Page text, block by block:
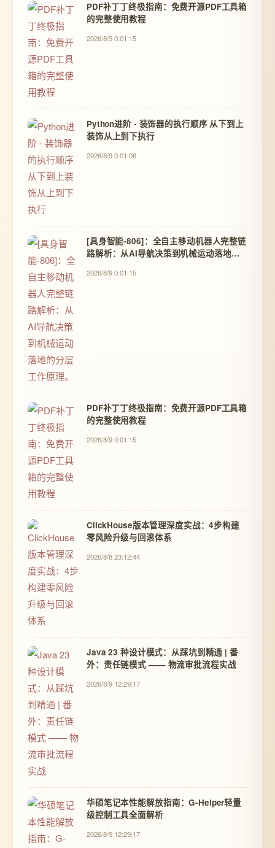
PDF补丁丁终极指南：免费开源PDF工具箱
的完整使用教程
2026/8/9 0:01:15
Python进阶 - 装饰器的执行顺序 从下到上
装饰从上到下执行
2026/8/9 0:01:06
[具身智能-806]：全自主移动机器人完整链
路解析：从AI导航决策到机械运动落地的
2026/8/9 0:01:15
PDF补丁丁终极指南：免费开源PDF工具箱
的完整使用教程
2026/8/9 0:01:15
ClickHouse版本管理深度实战：4步构建
零风险升级与回滚体系
2026/8/8 23:12:44
Java 23 种设计模式：从踩坑到精通 | 番
外：责任链模式 —— 物流审批流程实战
2026/8/9 12:29:17
华硕笔记本性能解放指南：G-Helper轻量
级控制工具全面解析
2026/8/9 12:29:17